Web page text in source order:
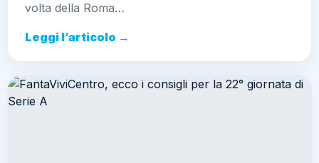
volta della Roma…
Leggi l’articolo →